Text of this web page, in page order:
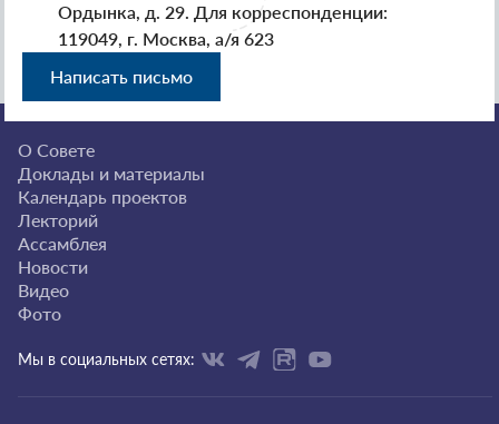
Ордынка, д. 29. Для корреспонденции:
119049, г. Москва, а/я 623
Написать письмо
О Совете
Доклады и материалы
Календарь проектов
Лекторий
Ассамблея
Новости
Видео
Фото
Мы в социальных сетях: